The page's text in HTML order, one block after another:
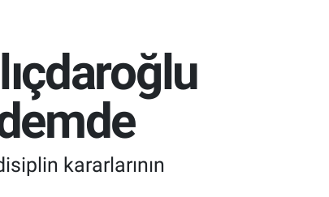
kararlarının